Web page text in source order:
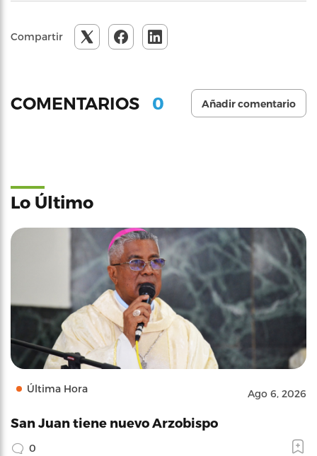
Compartir
COMENTARIOS 0 Añadir comentario
Lo Último
Última Hora Ago 6, 2026
San Juan tiene nuevo Arzobispo
0